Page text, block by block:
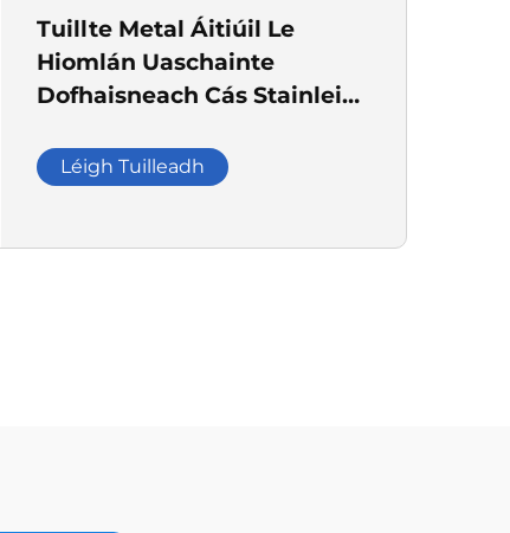
Tuillte Metal Áitiúil Le
Hiomlán Uaschainte
Dofhaisneach Cás Stainleis
Thuisceana Elecrtreacha,
Tuisceana Éilectreacha &
Léigh Tuilleadh